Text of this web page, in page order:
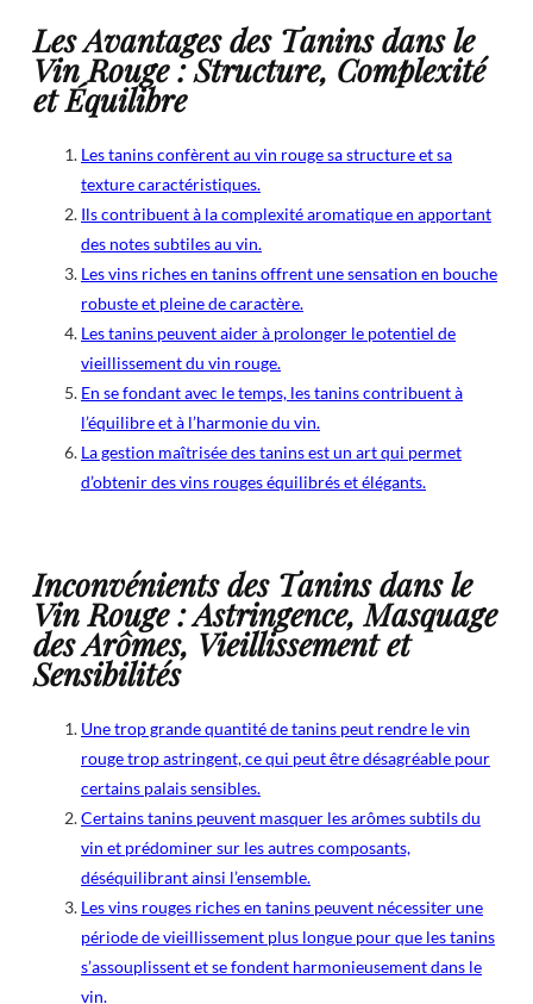
Les Avantages des Tanins dans le
Vin Rouge : Structure, Complexité
et Équilibre
Les tanins confèrent au vin rouge sa structure et sa
texture caractéristiques.
Ils contribuent à la complexité aromatique en apportant
des notes subtiles au vin.
Les vins riches en tanins offrent une sensation en bouche
robuste et pleine de caractère.
Les tanins peuvent aider à prolonger le potentiel de
vieillissement du vin rouge.
En se fondant avec le temps, les tanins contribuent à
l’équilibre et à l’harmonie du vin.
La gestion maîtrisée des tanins est un art qui permet
d’obtenir des vins rouges équilibrés et élégants.
Inconvénients des Tanins dans le
Vin Rouge : Astringence, Masquage
des Arômes, Vieillissement et
Sensibilités
Une trop grande quantité de tanins peut rendre le vin
rouge trop astringent, ce qui peut être désagréable pour
certains palais sensibles.
Certains tanins peuvent masquer les arômes subtils du
vin et prédominer sur les autres composants,
déséquilibrant ainsi l’ensemble.
Les vins rouges riches en tanins peuvent nécessiter une
période de vieillissement plus longue pour que les tanins
s’assouplissent et se fondent harmonieusement dans le
vin.